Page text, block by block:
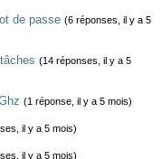
de passe (6 réponses, il y a 5
(14 réponses, il y a 5
(1 réponse, il y a 5 mois)
il y a 5 mois)
il y a 5 mois)